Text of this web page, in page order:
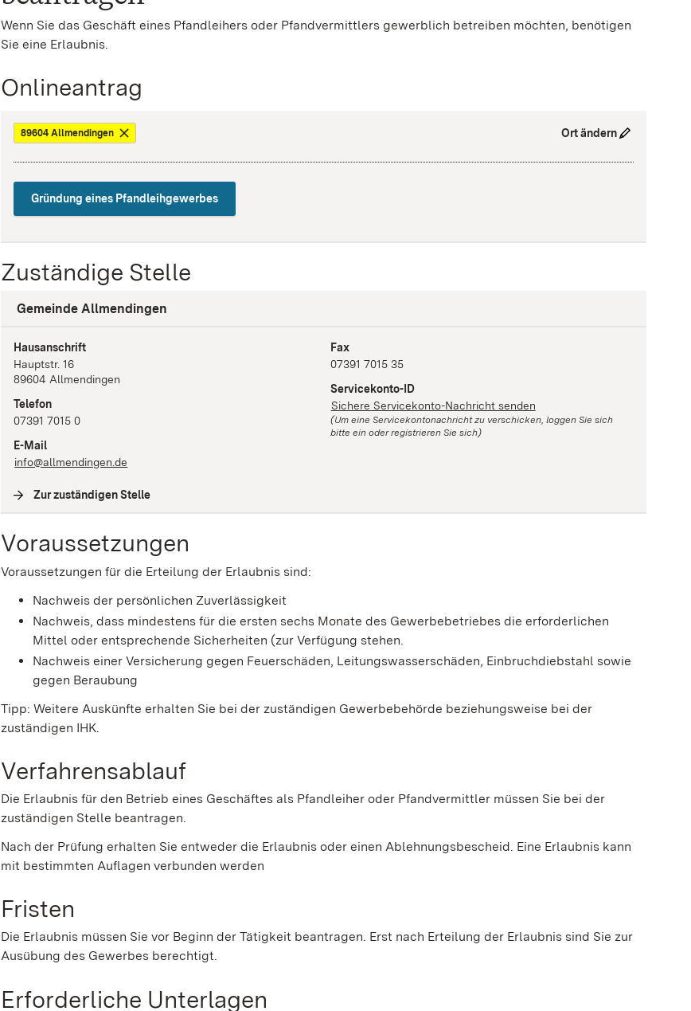
Wenn Sie das Geschäft eines Pfandleihers oder Pfandvermittlers gewerblich betreiben möchten, benötigen
Sie eine Erlaubnis.
Onlineantrag
89604 Allmendingen Ort ändern
Gründung eines Pfandleihgewerbes
Zuständige Stelle
Gemeinde Allmendingen
Hausanschrift
Hauptstr. 16
89604 Allmendingen
Telefon
07391 7015 0
E-Mail
info@allmendingen.de
Fax
07391 7015 35
Servicekonto-ID
Sichere Servicekonto-Nachricht senden
(Um eine Servicekontonachricht zu verschicken, loggen Sie sich
bitte ein oder registrieren Sie sich)
Zur zuständigen Stelle
Voraussetzungen
Voraussetzungen für die Erteilung der Erlaubnis sind:
Nachweis der persönlichen Zuverlässigkeit
Nachweis, dass mindestens für die ersten sechs Monate des Gewerbebetriebes die erforderlichen
Mittel oder entsprechende Sicherheiten (zur Verfügung stehen.
Nachweis einer Versicherung gegen Feuerschäden, Leitungswasserschäden, Einbruchdiebstahl sowie
gegen Beraubung
Tipp: Weitere Auskünfte erhalten Sie bei der zuständigen Gewerbebehörde beziehungsweise bei der
zuständigen IHK.
Verfahrensablauf
Die Erlaubnis für den Betrieb eines Geschäftes als Pfandleiher oder Pfandvermittler müssen Sie bei der
zuständigen Stelle beantragen.
Nach der Prüfung erhalten Sie entweder die Erlaubnis oder einen Ablehnungsbescheid. Eine Erlaubnis kann
mit bestimmten Auflagen verbunden werden
Fristen
Die Erlaubnis müssen Sie vor Beginn der Tätigkeit beantragen. Erst nach Erteilung der Erlaubnis sind Sie zur
Ausübung des Gewerbes berechtigt.
Erforderliche Unterlagen